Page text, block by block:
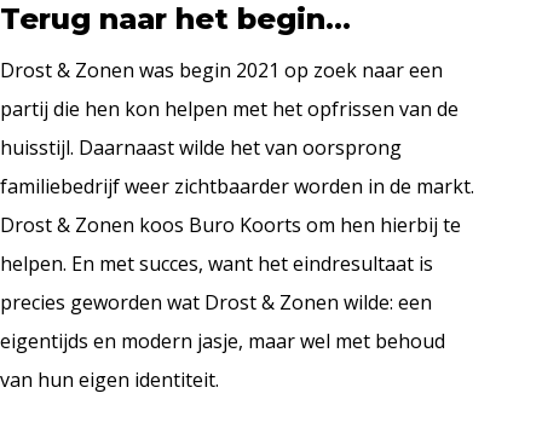
Terug naar het begin…
Drost & Zonen was begin 2021 op zoek naar een
partij die hen kon helpen met het opfrissen van de
huisstijl. Daarnaast wilde het van oorsprong
familiebedrijf weer zichtbaarder worden in de markt.
Drost & Zonen koos Buro Koorts om hen hierbij te
helpen. En met succes, want het eindresultaat is
precies geworden wat Drost & Zonen wilde: een
eigentijds en modern jasje, maar wel met behoud
van hun eigen identiteit.